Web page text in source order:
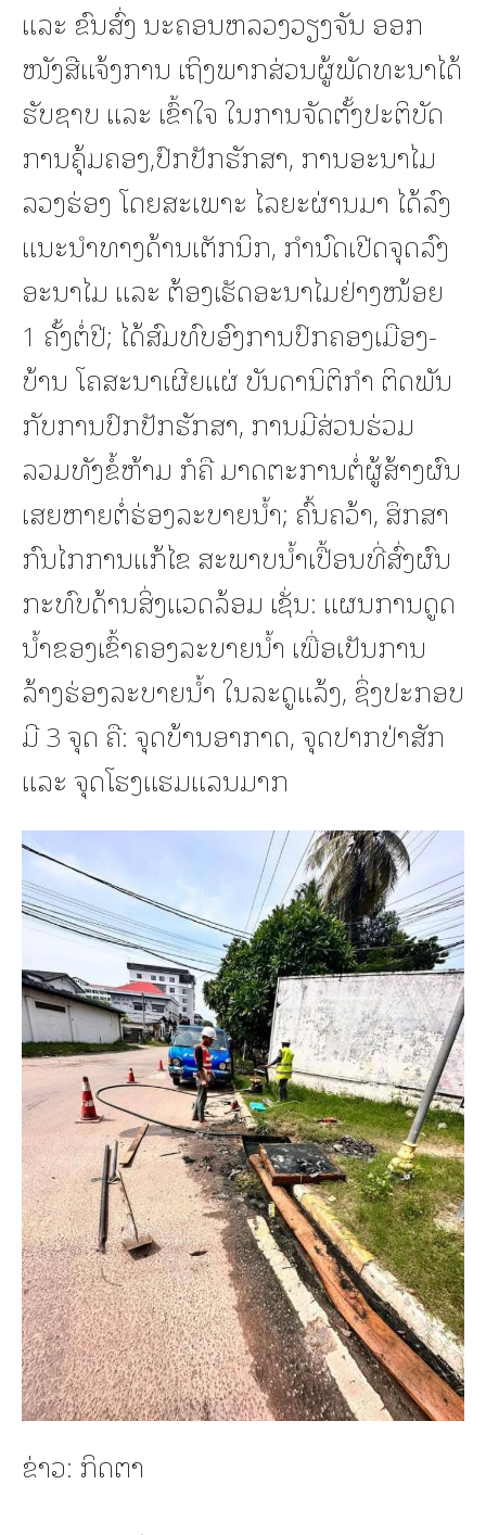
ແລະ ຂົນສົ່ງ ນະຄອນຫລວງວຽງຈັນ ອອກ
ໜັງສືແຈ້ງການ ເຖິງພາກສ່ວນຜູ້ພັດທະນາໄດ້
ຮັບຊາບ ແລະ ເຂົ້າໃຈ ໃນການຈັດຕັ້ງປະຕິບັດ
ການຄຸ້ມຄອງ,ປົກປັກຮັກສາ, ການອະນາໄມ
ລວງຮ່ອງ ໂດຍສະເພາະ ໄລຍະຜ່ານມາ ໄດ້ລົງ
ແນະນຳທາງດ້ານເຕັກນິກ, ກຳນົດເປີດຈຸດລົງ
ອະນາໄມ ແລະ ຕ້ອງເຮັດອະນາໄມຢ່າງໜ້ອຍ
1 ຄັ້ງຕໍ່ປີ; ໄດ້ສົມທົບອົງການປົກຄອງເມືອງ-
ບ້ານ ໂຄສະນາເຜີຍແຜ່ ບັນດານິຕິກຳ ຕິດພັນ
ກັບການປົກປັກຮັກສາ, ການມີສ່ວນຮ່ວມ
ລວມທັງຂໍ້ຫ້າມ ກໍຄື ມາດຕະການຕໍ່ຜູ້ສ້າງຜົນ
ເສຍຫາຍຕໍ່ຮ່ອງລະບາຍນ້ຳ; ຄົ້ນຄວ້າ, ສຶກສາ
ກົນໄກການແກ້ໄຂ ສະພາບນ້ຳເປື້ອນທີ່ສົ່ງຜົນ
ກະທົບດ້ານສິ່ງແວດລ້ອມ ເຊັ່ນ: ແຜນການດູດ
ນ້ຳຂອງເຂົ້າຄອງລະບາຍນ້ຳ ເພື່ອເປັນການ
ລ້າງຮ່ອງລະບາຍນ້ຳ ໃນລະດູແລ້ງ, ຊຶ່ງປະກອບ
ມີ 3 ຈຸດ ຄື: ຈຸດບ້ານອາກາດ, ຈຸດປາກປ່າສັກ
ແລະ ຈຸດໂຮງແຮມແລນມາກ
ຂ່າວ: ກິດຕາ